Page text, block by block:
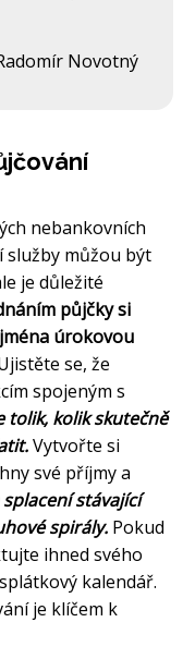
Novotný
nebankovních
služby můžou být
je důležité
půjčky si
úrokovou
se, že
spojeným s
tolik, kolik skutečně
Vytvořte si
své příjmy a
stávající
spirály. Pokud
ihned svého
kalendář.
je klíčem k